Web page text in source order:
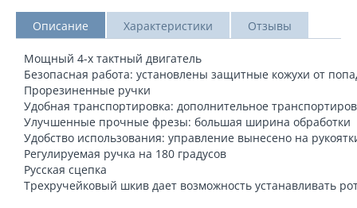
Описание Характеристики Отзывы
Мощный 4-х тактный двигатель
Безопасная работа: установлены защитные кожухи от
Прорезиненные ручки
Удобная транспортировка: дополнительное
Улучшенные прочные фрезы: большая ширина обработки
Удобство использования: управление вынесено на
Регулируемая ручка на 180 градусов
Русская сцепка
Трехручейковый шкив дает возможность устанавливать